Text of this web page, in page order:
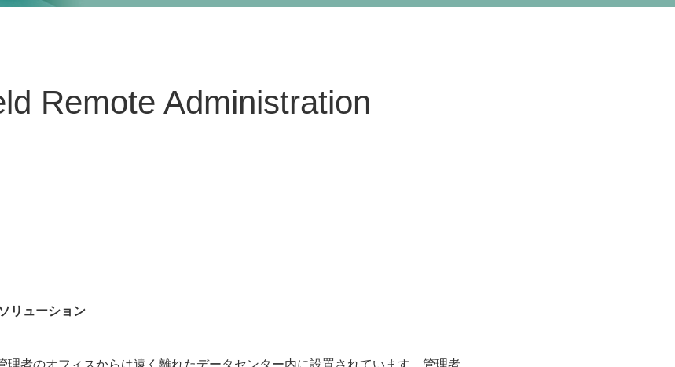
Remote Administration
リューション
理者のオフィスからは遠く離れたデータセンター内に設置されています。管理者